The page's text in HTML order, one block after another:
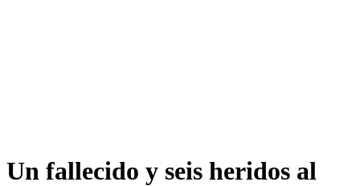
Un fallecido y seis heridos al